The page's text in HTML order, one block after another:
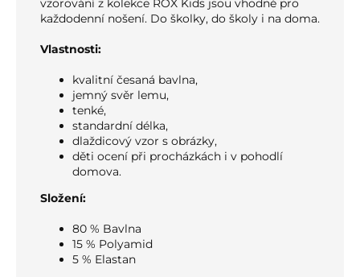
vzorování z kolekce ROX Kids jsou vhodné pro
každodenní nošení. Do školky, do školy i na doma.
Vlastnosti:
kvalitní česaná bavlna,
jemný svěr lemu,
tenké,
standardní délka,
dlaždicový vzor s obrázky,
děti ocení při procházkách i v pohodlí
domova.
Složení:
80 % Bavlna
15 % Polyamid
5 % Elastan